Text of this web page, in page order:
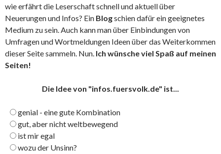
wie erfährt die Leserschaft schnell und aktuell über
Neuerungen und Infos? Ein Blogschien dafür ein geeignetes
Medium zu sein. Auch kann man über Einbindungen von
Umfragen und Wortmeldungen Ideen über das Weiterkommen
dieser Seite sammeln. Nun. Ich wünsche viel Spaß auf meinen
Seiten!
Die Idee von "infos.fuersvolk.de" ist...
genial - eine gute Kombination
gut, aber nicht weltbewegend
ist mir egal
wozu der Unsinn?